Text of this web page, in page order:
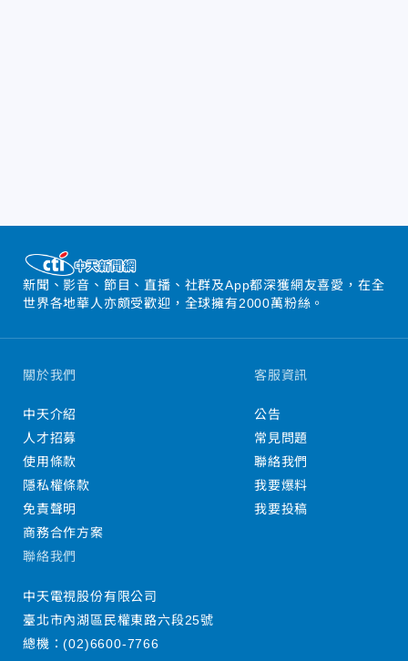
新聞、影音、節目、直播、社群及App都深獲網友喜愛，在全
世界各地華人亦頗受歡迎，全球擁有2000萬粉絲。
關於我們
中天介紹
人才招募
使用條款
隱私權條款
免責聲明
商務合作方案
客服資訊
公告
常見問題
聯絡我們
我要爆料
我要投稿
聯絡我們
中天電視股份有限公司
臺北市內湖區民權東路六段25號
總機：(02)6600-7766